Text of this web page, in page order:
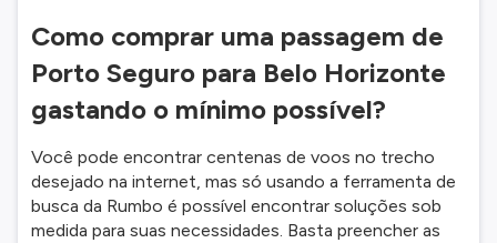
Como comprar uma passagem de
Porto Seguro para Belo Horizonte
gastando o mínimo possível?
Você pode encontrar centenas de voos no trecho
desejado na internet, mas só usando a ferramenta de
busca da Rumbo é possível encontrar soluções sob
medida para suas necessidades. Basta preencher as